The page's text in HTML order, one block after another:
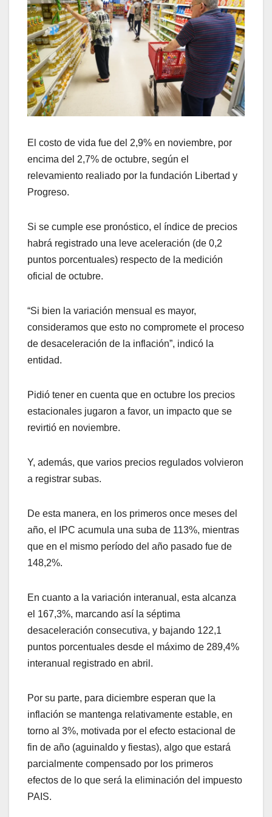
El costo de vida fue del 2,9% en noviembre, por
encima del 2,7% de octubre, según el
relevamiento realiado por la fundación Libertad y
Progreso.
Si se cumple ese pronóstico, el índice de precios
habrá registrado una leve aceleración (de 0,2
puntos porcentuales) respecto de la medición
oficial de octubre.
“Si bien la variación mensual es mayor,
consideramos que esto no compromete el proceso
de desaceleración de la inflación”, indicó la
entidad.
Pidió tener en cuenta que en octubre los precios
estacionales jugaron a favor, un impacto que se
revirtió en noviembre.
Y, además, que varios precios regulados volvieron
a registrar subas.
De esta manera, en los primeros once meses del
año, el IPC acumula una suba de 113%, mientras
que en el mismo período del año pasado fue de
148,2%.
En cuanto a la variación interanual, esta alcanza
el 167,3%, marcando así la séptima
desaceleración consecutiva, y bajando 122,1
puntos porcentuales desde el máximo de 289,4%
interanual registrado en abril.
Por su parte, para diciembre esperan que la
inflación se mantenga relativamente estable, en
torno al 3%, motivada por el efecto estacional de
fin de año (aguinaldo y fiestas), algo que estará
parcialmente compensado por los primeros
efectos de lo que será la eliminación del impuesto
PAIS.